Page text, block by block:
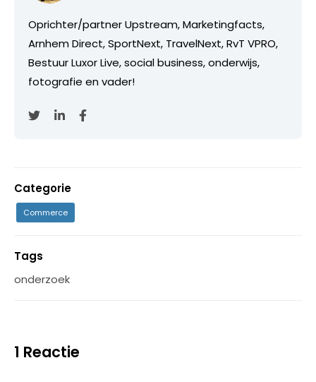
Oprichter/partner Upstream, Marketingfacts,
Arnhem Direct, SportNext, TravelNext, RvT VPRO,
Bestuur Luxor Live, social business, onderwijs,
fotografie en vader!
Categorie
Commerce
Tags
onderzoek
1 Reactie